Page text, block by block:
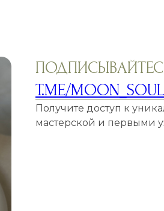
T.ME/
Получите доступ к
мастерской и первыми